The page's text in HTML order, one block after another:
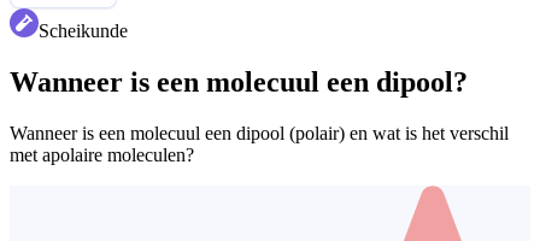
Scheikunde
Wanneer is een molecuul een dipool?
Wanneer is een molecuul een dipool (polair) en wat is het verschil
met apolaire moleculen?